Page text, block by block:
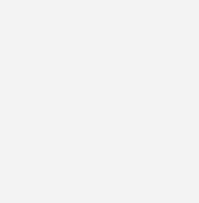
bald zur
gelten sie als „anerkannte
dringend empfiehlt. Nach dem
2017 wird die Installation